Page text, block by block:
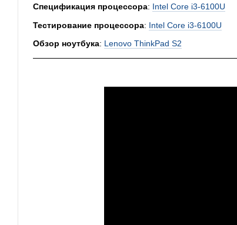
Спецификация процессора: Intel Core i3-6100U
Тестирование процессора: Intel Core i3-6100U
Обзор ноутбука: Lenovo ThinkPad S2